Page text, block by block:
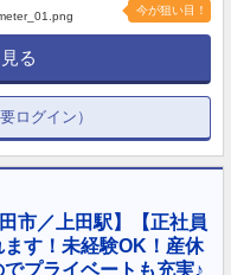
今が狙い目！
る
ログイン）
市／上田駅】【正社員
す！未経験OK！産休
プライベートも充実♪